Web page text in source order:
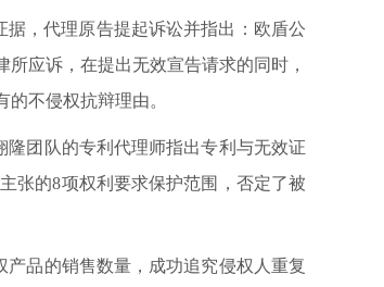
，代理原告提起诉讼并指出：欧盾公
应诉，在提出无效宣告请求的同时，
不侵权抗辩理由。
团队的专利代理师指出专利与无效证
张的8项权利要求保护范围，否定了被
品的销售数量，成功追究侵权人重复